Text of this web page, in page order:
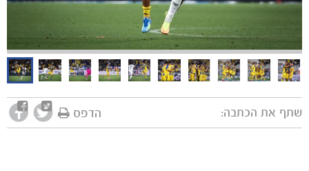
שתף את הכתבה: הדפס